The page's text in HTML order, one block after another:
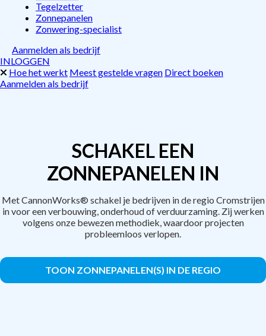
Tegelzetter
Zonnepanelen
Zonwering-specialist
Aanmelden als bedrijf
INLOGGEN
Hoe het werkt Meest gestelde vragen Direct boeken
Aanmelden als bedrijf
SCHAKEL EEN
ZONNEPANELEN IN
Met CannonWorks® schakel je bedrijven in de regio Cromstrijen
in voor een verbouwing, onderhoud of verduurzaming. Zij werken
volgens onze bewezen methodiek, waardoor projecten
probleemloos verlopen.
TOON ZONNEPANELEN(S) IN DE REGIO